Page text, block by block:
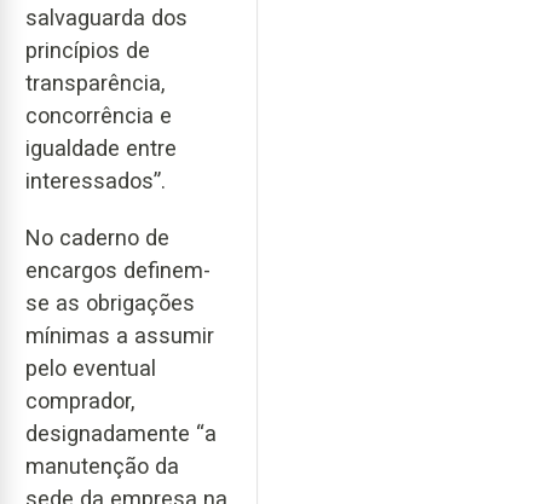
salvaguarda dos
princípios de
transparência,
concorrência e
igualdade entre
interessados”.
No caderno de
encargos definem-
se as obrigações
mínimas a assumir
pelo eventual
comprador,
designadamente “a
manutenção da
sede da empresa na